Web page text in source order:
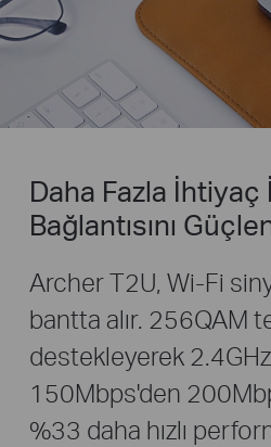
Daha Fazla İhtiyaç
Bağlantısını
Archer T2U, Wi-Fi
bantta alır. 256QAM
destekleyerek 2.4GHz
150Mbps'den
%33 daha hızlı